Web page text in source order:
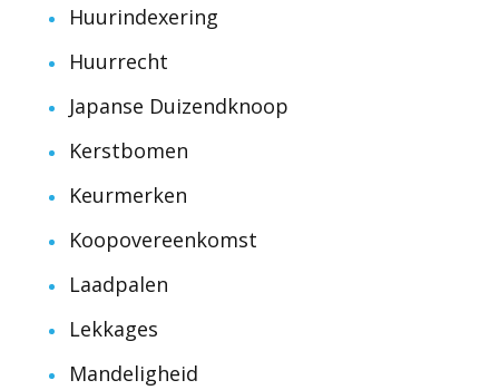
Huurindexering
Huurrecht
Japanse Duizendknoop
Kerstbomen
Keurmerken
Koopovereenkomst
Laadpalen
Lekkages
Mandeligheid